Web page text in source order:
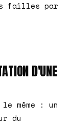
failles par
D'UNE
même : un
du